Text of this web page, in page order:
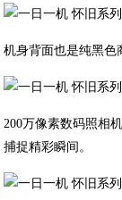
机身背面也是纯黑色
200万像素数码照相
捕捉精彩瞬间。